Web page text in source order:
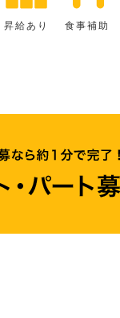
昇給あり 食事補助